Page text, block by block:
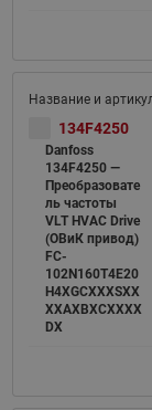
134F4250
Danfoss
134F4250 —
Преобразовате
ль частоты
VLT HVAC Drive
(ОВиК привод)
FC-
102N160T4E20
H4XGCXXXSXX
XXAXBXCXXXX
DX